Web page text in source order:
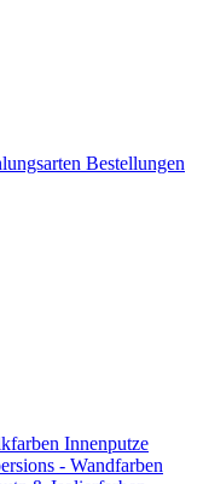
Bestellungen
Innenputze
- Wandfarben